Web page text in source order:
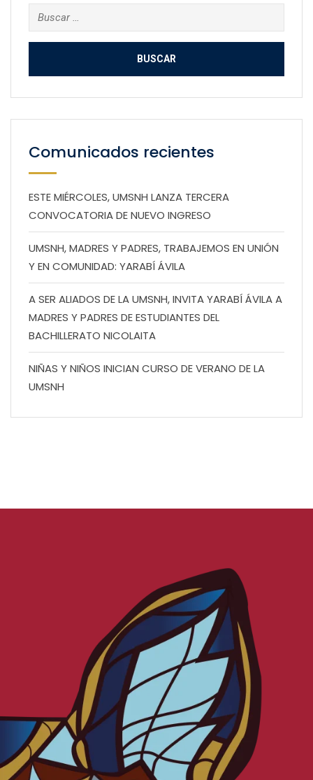
Buscar:
Comunicados recientes
ESTE MIÉRCOLES, UMSNH LANZA TERCERA
CONVOCATORIA DE NUEVO INGRESO
UMSNH, MADRES Y PADRES, TRABAJEMOS EN UNIÓN
Y EN COMUNIDAD: YARABÍ ÁVILA
A SER ALIADOS DE LA UMSNH, INVITA YARABÍ ÁVILA A
MADRES Y PADRES DE ESTUDIANTES DEL
BACHILLERATO NICOLAITA
NIÑAS Y NIÑOS INICIAN CURSO DE VERANO DE LA
UMSNH